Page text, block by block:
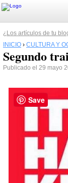
¿Los artículos de tu
INICIO › CULTURA Y
Segundo
Publicado el 29 mayo
Save